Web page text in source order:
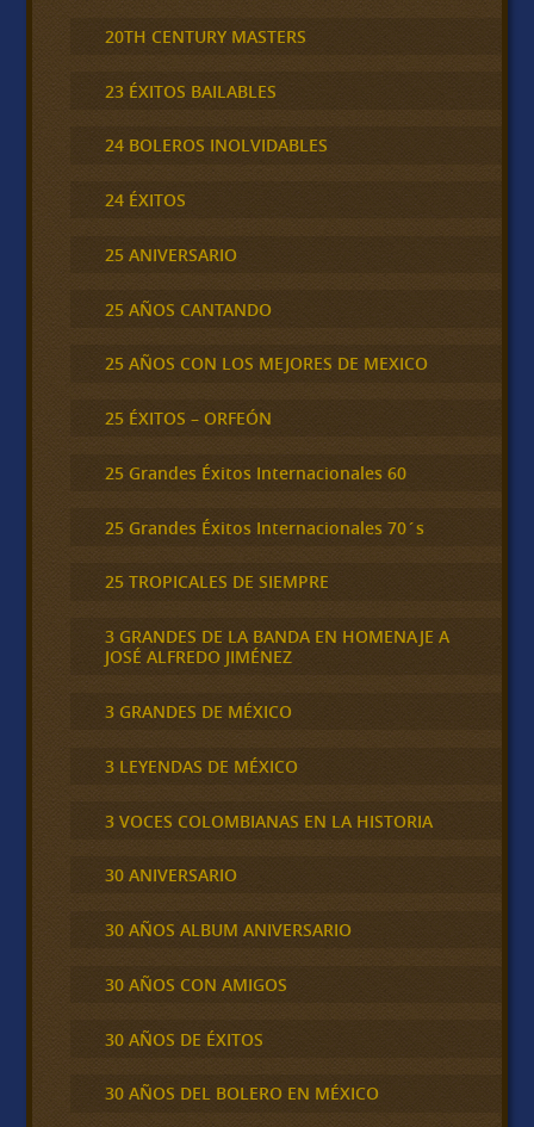
20TH CENTURY MASTERS
23 ÉXITOS BAILABLES
24 BOLEROS INOLVIDABLES
24 ÉXITOS
25 ANIVERSARIO
25 AÑOS CANTANDO
25 AÑOS CON LOS MEJORES DE MEXICO
25 ÉXITOS – ORFEÓN
25 Grandes Éxitos Internacionales 60
25 Grandes Éxitos Internacionales 70´s
25 TROPICALES DE SIEMPRE
3 GRANDES DE LA BANDA EN HOMENAJE A
JOSÉ ALFREDO JIMÉNEZ
3 GRANDES DE MÉXICO
3 LEYENDAS DE MÉXICO
3 VOCES COLOMBIANAS EN LA HISTORIA
30 ANIVERSARIO
30 AÑOS ALBUM ANIVERSARIO
30 AÑOS CON AMIGOS
30 AÑOS DE ÉXITOS
30 AÑOS DEL BOLERO EN MÉXICO